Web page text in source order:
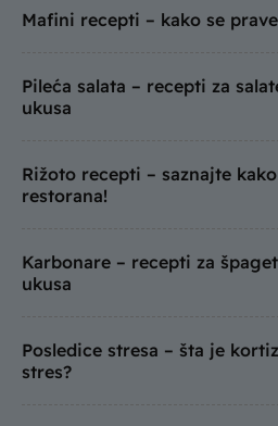
Mafini recepti – kako se
Pileća salata – recepti za
ukusa
Rižoto recepti – saznajte
restorana!
Karbonare – recepti za
ukusa
Posledice stresa – šta je
stres?